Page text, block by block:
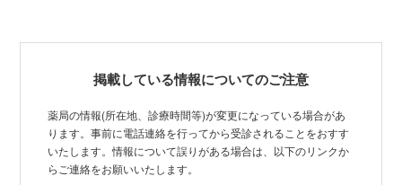
掲載している情報についてのご注意
薬局の情報(所在地、診療時間等)が変更になっている場合があ
ります。事前に電話連絡を行ってから受診されることをおすす
いたします。情報について誤りがある場合は、以下のリンクか
らご連絡をお願いいたします。